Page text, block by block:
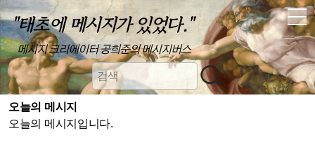
"태초에 메시지가 있었다."
메시지 크리에이터 공희준의 메시지버스
오늘의 메시지
오늘의 메시지입니다.